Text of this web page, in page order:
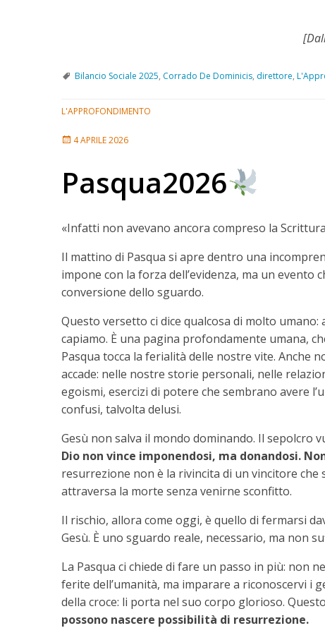
Bilancio Sociale 2025, Corrado De Dominicis, direttore,
L'APPROFONDIMENTO
4 APRILE 2026
Pasqua2026
«Infatti non avevano ancora compreso la
Il mattino di Pasqua si apre dentro una
impone con la forza dell’evidenza, ma un evento
conversione dello sguardo.
Questo versetto ci dice qualcosa di molto
capiamo. È una pagina profondamente umana,
Pasqua tocca la ferialità delle nostre vite. Anche
accade: nelle nostre storie personali, nelle
egoismi, esercizi di potere che sembrano avere
confusi, talvolta delusi.
Gesù non salva il mondo dominando. Il sepolcro
Dio non vince imponendosi, ma donandosi.
resurrezione non è la rivincita di un vincitore che
attraversa la morte senza venirne sconfitto.
Il rischio, allora come oggi, è quello di fermarsi
Gesù. È uno sguardo reale, necessario, ma non
La Pasqua ci chiede di fare un passo in più: non
ferite dell’umanità, ma imparare a riconoscervi i
della croce: li porta nel suo corpo glorioso.
possono nascere possibilità di resurrezione.